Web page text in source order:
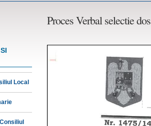
Proces Verbal selectie
Local